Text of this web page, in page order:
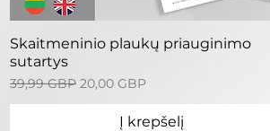
Greita peržiūra
Skaitmeninio plaukų priauginimo
sutartys
Įprastinė kaina
39,99 GBP Pardavimo kaina
20,00 GBP
Į krepšelį